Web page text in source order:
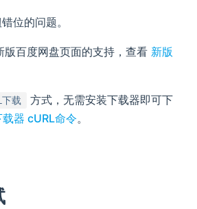
位的问题。
版百度网盘页面的支持，查看 新版
下载
方式，无需安装下载器即可下
载器 cURL命令。